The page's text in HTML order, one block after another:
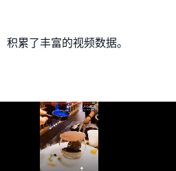
累了丰富的视频数据。